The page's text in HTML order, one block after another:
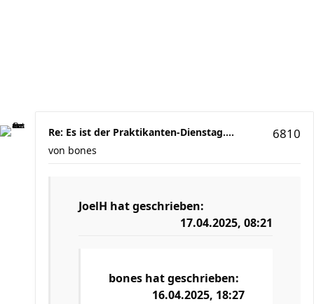
Re: Es ist der Praktikanten-Dienstag.... 6810
von bones
JoelH hat geschrieben:
17.04.2025, 08:21
bones hat geschrieben:
16.04.2025, 18:27